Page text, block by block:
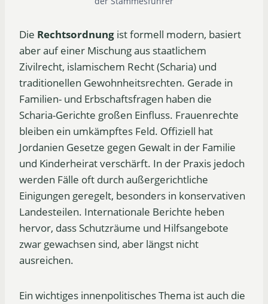
Die Rechtsordnung ist formell modern, basiert
aber auf einer Mischung aus staatlichem
Zivilrecht, islamischem Recht (Scharia) und
traditionellen Gewohnheitsrechten. Gerade in
Familien- und Erbschaftsfragen haben die
Scharia-Gerichte großen Einfluss. Frauenrechte
bleiben ein umkämpftes Feld. Offiziell hat
Jordanien Gesetze gegen Gewalt in der Familie
und Kinderheirat verschärft. In der Praxis jedoch
werden Fälle oft durch außergerichtliche
Einigungen geregelt, besonders in konservativen
Landesteilen. Internationale Berichte heben
hervor, dass Schutzräume und Hilfsangebote
zwar gewachsen sind, aber längst nicht
ausreichen.
Ein wichtiges innenpolitisches Thema ist auch die